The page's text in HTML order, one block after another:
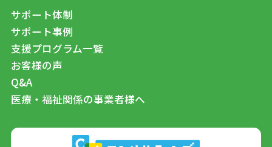
サポート体制
サポート事例
支援プログラム一覧
お客様の声
Q&A
医療・福祉関係の事業者様へ